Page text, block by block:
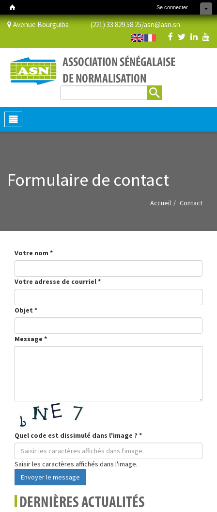
Se connecter
Avenue Bourguiba (221) 33 829 58 25/asn@asn.sn
Formulaire de recherche
Toggle
navigation
Formulaire de contact
Accueil Contact
Votre nom *
Votre adresse de courriel*
Objet *
Message *
Quel code est dissimulé dans l'image ? *
Saisir les caractères affichés dans l'image.
Envoyer le message
DERNIÈRES ACTUALITÉS